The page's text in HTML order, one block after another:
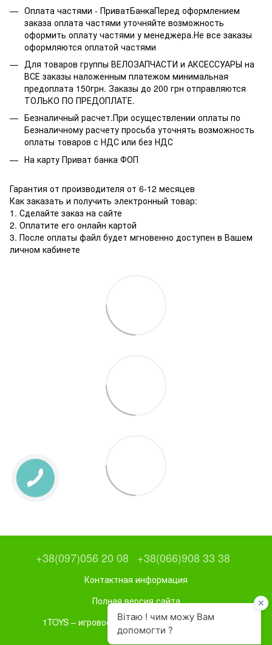
Оплата частями - ПриватБанкаПеред оформлением
заказа оплата частями уточняйте возможность
оформить оплату частями у менеджера.Не все заказы
оформляются оплатой частями
Для товаров группы ВЕЛОЗАПЧАСТИ и АКСЕССУАРЫ на
ВСЕ заказы наложенным платежом минимальная
предоплата 150грн. Заказы до 200 грн отправляются
ТОЛЬКО ПО ПРЕДОПЛАТЕ.
Безналичный расчет.При осуществлении оплаты по
Безналичному расчету просьба уточнять возможность
оплаты товаров с НДС или без НДС
На карту Приват банка ФОП
Гарантия от производителя от 6-12 месяцев
Как заказать и получить электронный товар:
1. Сделайте заказ на сайте
2. Оплатите его онлайн картой
3. После оплаты файл будет мгновенно доступен в Вашем
личном кабинете
+38(097)056 20 08 +38(066)908 33 38
Контактная информация
Полная версия сайта
1TOYS – игровое и спортивное оборудование